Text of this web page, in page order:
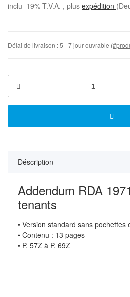
inclu 19% T.V.A. , plus expédition
Délai de livraison :5 - 7 jour ouvrable
Déscription
Addendum RDA
tenants
• Version standard sans pochettes
• Contenu : 13 pages
• P. 57Z à P. 69Z